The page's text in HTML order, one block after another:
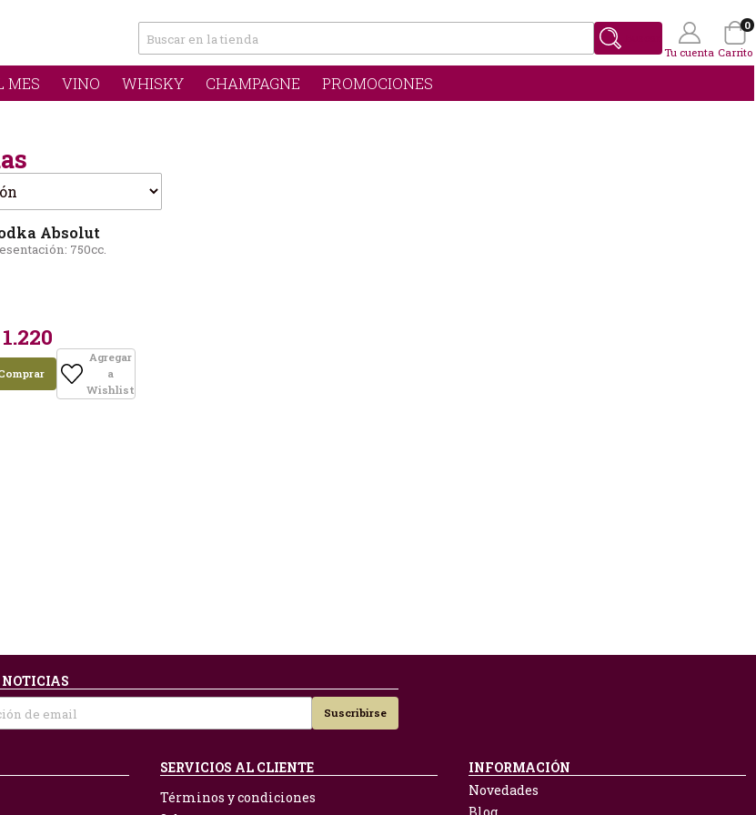
MES VINO WHISKY CHAMPAGNE PROMOCIONES
Tu cuenta Carrito
0
Absolut
750cc.
Agregar
a
Wishlist
Suscribirse
SERVICIOS AL CLIENTE
Términos y condiciones
INFORMACIÓN
Novedades